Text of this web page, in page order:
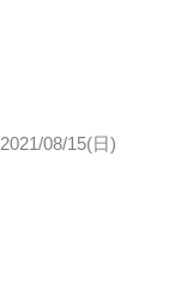
2021/08/15(日)